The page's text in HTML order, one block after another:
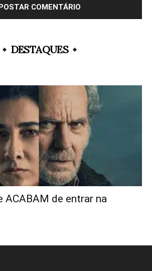
DESTAQUES
ACABAM de entrar na